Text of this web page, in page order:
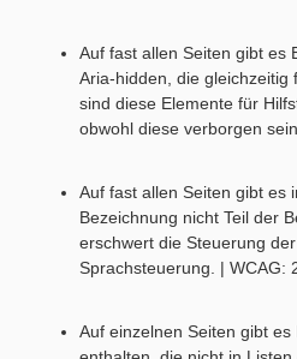
Auf fast allen Seiten gibt es
Aria-hidden, die gleichzeitig
sind diese Elemente für
obwohl diese verborgen
Auf fast allen Seiten gibt es
Bezeichnung nicht Teil der
erschwert die Steuerung
Sprachsteuerung. | WCAG:
Auf einzelnen Seiten gibt